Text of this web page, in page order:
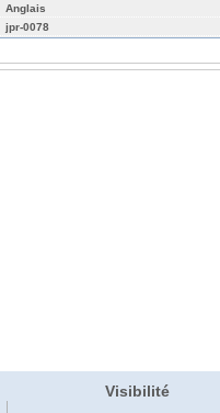
Anglais
jpr-0078
Visibilité